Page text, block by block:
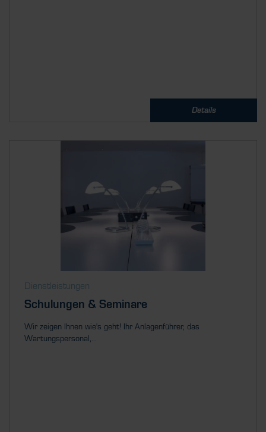
Details
Dienstleistungen
Schulungen & Seminare
Wir zeigen Ihnen wie's geht! Ihr Anlagenführer, das
Wartungspersonal,...